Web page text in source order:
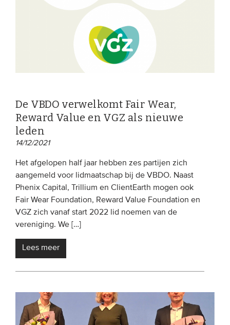
De VBDO verwelkomt Fair Wear,
Reward Value en VGZ als nieuwe
leden
14/12/2021
Het afgelopen half jaar hebben zes partijen zich
aangemeld voor lidmaatschap bij de VBDO. Naast
Phenix Capital, Trillium en ClientEarth mogen ook
Fair Wear Foundation, Reward Value Foundation en
VGZ zich vanaf start 2022 lid noemen van de
vereniging. We […]
Lees meer